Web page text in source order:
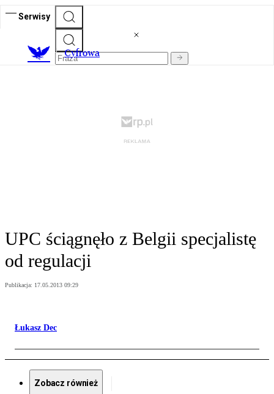
Serwisy
Cyfrowa
UPC ściągnęło z Belgii specjalistę
od regulacji
Publikacja: 17.05.2013 09:29
Łukasz Dec
Zobacz również